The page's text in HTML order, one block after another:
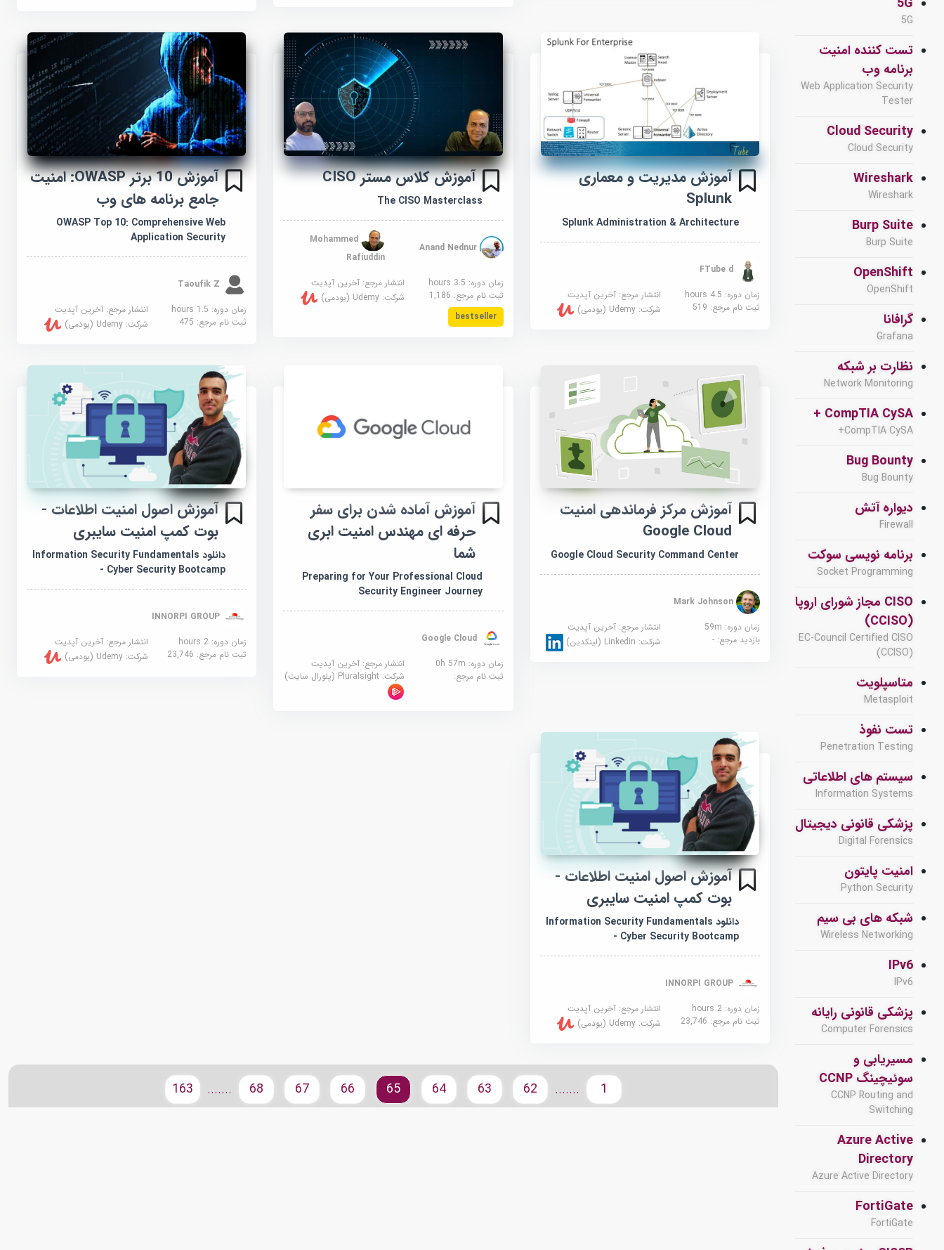
5G
تست کننده امنیت
برنامه وب
Web Application Security
Tester
Cloud Security
Cloud Security
Wireshark
Wireshark
Burp Suite
Burp Suite
OpenShift
OpenShift
گرافانا
Grafana
نظارت بر شبکه
Network Monitoring
CompTIA CySA +
CompTIA CySA+
Bug Bounty
Bug Bounty
دیواره آتش
Firewall
برنامه نویسی سوکت
Socket Programming
CISO مجاز شورای اروپا
(CCISO)
EC-Council Certified CISO
(CCISO)
متاسپلویت
Metasploit
تست نفوذ
Penetration Testing
سیستم های اطلاعاتی
Information Systems
پزشکی قانونی دیجیتال
Digital Forensics
امنیت پایتون
Python Security
شبکه های بی سیم
Wireless Networking
IPv6
IPv6
پزشکی قانونی رایانه
Computer Forensics
مسیریابی و
سوئیچینگ CCNP
CCNP Routing and
Switching
Azure Active
Directory
Azure Active Directory
FortiGate
FortiGate
آموزش مدیریت و معماری
Splunk
Splunk Administration & Architecture
زمان دوره: 4.5 hours
انتشار مرجع: آخرین آپدیت
ثبت نام مرجع: 519 شرکت: Udemy (یودمی)
آموزش کلاس مستر CISO
The CISO Masterclass
Anand Nednur
Mohammed
Rafiuddin
زمان دوره: 3.5 hours
انتشار مرجع: آخرین آپدیت
ثبت نام مرجع: 1,186 شرکت: Udemy (یودمی)
bestseller
آموزش 10 برتر OWASP: امنیت
جامع برنامه های وب
OWASP Top 10: Comprehensive Web
Application Security
زمان دوره: 1.5 hours
انتشار مرجع:آخرین آپدیت
ثبت نام مرجع: 475 شرکت:Udemy (یودمی)
آموزش مرکز فرماندهی امنیت
Google Cloud
Google Cloud Security Command Center
زمان دوره: 59m
انتشار مرجع: آخرین آپدیت
بازدید مرجع: - شرکت: Linkedin (لینکدین)
آموزش آماده شدن برای سفر
حرفه ای مهندس امنیت ابری
شما
Preparing for Your Professional Cloud
Security Engineer Journey
Google Cloud
زمان دوره: 0h 57m
انتشار مرجع: آخرین آپدیت
ثبت نام مرجع:
شرکت: Pluralsight (پلورال سایت)
آموزش اصول امنیت اطلاعات -
بوت کمپ امنیت سایبری
دانلود Information Security Fundamentals
- Cyber Security Bootcamp
زمان دوره: 2 hours
انتشار مرجع:آخرین آپدیت
ثبت نام مرجع: 23,746 شرکت:Udemy (یودمی)
آموزش اصول امنیت اطلاعات -
بوت کمپ امنیت سایبری
دانلود Information Security Fundamentals
- Cyber Security Bootcamp
زمان دوره: 2 hours
انتشار مرجع: آخرین آپدیت
ثبت نام مرجع: 23,746 شرکت: Udemy (یودمی)
1
.......
62
63
64
65
66
67
68
.......
163